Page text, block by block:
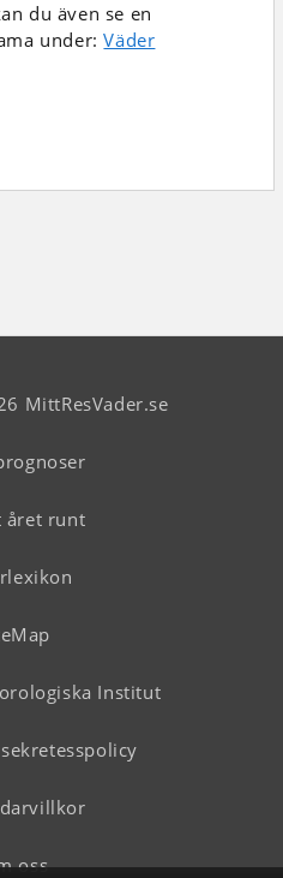
du även se en
under:Väder
MittResVader.se
året runt
Institut
oss